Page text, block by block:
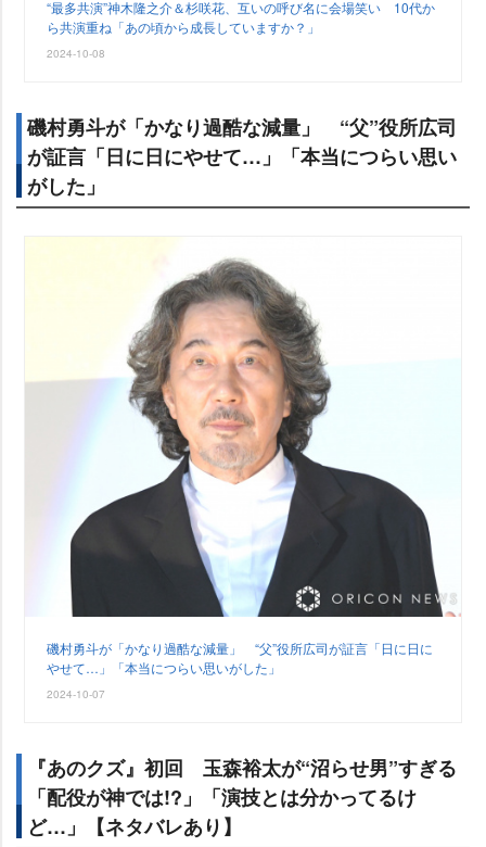
“最多共演”神木隆之介＆杉咲花、互いの呼び名に会場笑い 10代か
ら共演重ね「あの頃から成長していますか？」
2024-10-08
磯村勇斗が「かなり過酷な減量」 “父”役所広司
が証言「日に日にやせて…」「本当につらい思い
がした」
磯村勇斗が「かなり過酷な減量」 “父”役所広司が証言「日に日に
せて…」「本当につらい思いがした」
2024-10-07
『あのクズ』初回 玉森裕太が“沼らせ男”すぎる
「配役が神では!?」「演技とは分かってるけ
ど…」【ネタバレあり】